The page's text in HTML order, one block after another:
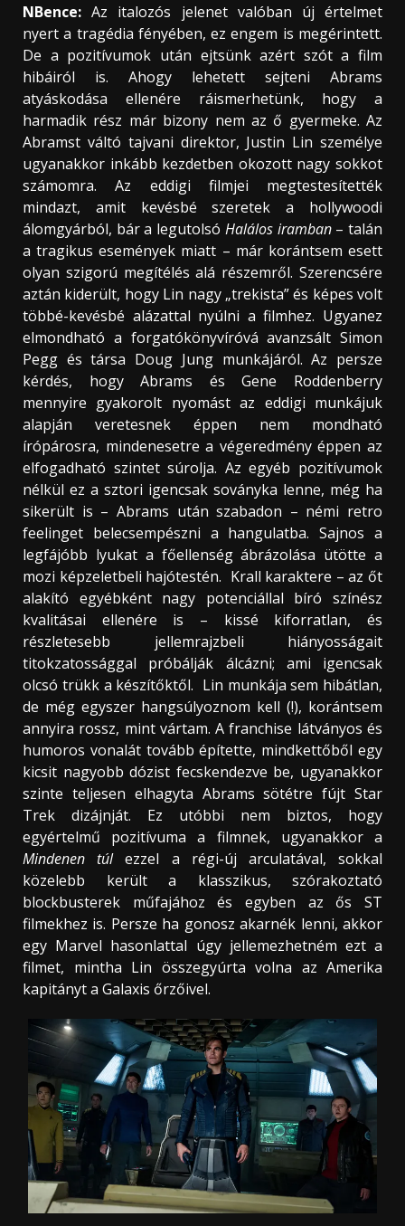
NBence:Az italozós jelenet valóban új értelmet
nyert a tragédia fényében, ez engem is megérintett.
De a pozitívumok után ejtsünk azért szót a film
hibáiról is. Ahogy lehetett sejteni Abrams
atyáskodása ellenére ráismerhetünk, hogy a
harmadik rész már bizony nem az ő gyermeke. Az
Abramst váltó tajvani direktor, Justin Lin személye
ugyanakkor inkább kezdetben okozott nagy sokkot
számomra. Az eddigi filmjei megtestesítették
mindazt, amit kevésbé szeretek a hollywoodi
álomgyárból, bár a legutolsó Halálos iramban– talán
a tragikus események miatt – már korántsem esett
olyan szigorú megítélés alá részemről. Szerencsére
aztán kiderült, hogy Lin nagy „trekista” és képes volt
többé-kevésbé alázattal nyúlni a filmhez. Ugyanez
elmondható a forgatókönyvíróvá avanzsált Simon
Pegg és társa Doug Jung munkájáról. Az persze
kérdés, hogy Abrams és Gene Roddenberry
mennyire gyakorolt nyomást az eddigi munkájuk
alapján veretesnek éppen nem mondható
írópárosra, mindenesetre a végeredmény éppen az
elfogadható szintet súrolja. Az egyéb pozitívumok
nélkül ez a sztori igencsak soványka lenne, még ha
sikerült is – Abrams után szabadon – némi retro
feelinget belecsempészni a hangulatba. Sajnos a
legfájóbb lyukat a főellenség ábrázolása ütötte a
mozi képzeletbeli hajótestén. Krall karaktere – az őt
alakító egyébként nagy potenciállal bíró színész
kvalitásai ellenére is – kissé kiforratlan, és
részletesebb jellemrajzbeli hiányosságait
titokzatossággal próbálják álcázni; ami igencsak
olcsó trükk a készítőktől. Lin munkája sem hibátlan,
de még egyszer hangsúlyoznom kell (!), korántsem
annyira rossz, mint vártam. A franchise látványos és
humoros vonalát tovább építette, mindkettőből egy
kicsit nagyobb dózist fecskendezve be, ugyanakkor
szinte teljesen elhagyta Abrams sötétre fújt Star
Trek dizájnját. Ez utóbbi nem biztos, hogy
egyértelmű pozitívuma a filmnek, ugyanakkor a
Mindenen túlezzel a régi-új arculatával, sokkal
közelebb került a klasszikus, szórakoztató
blockbusterek műfajához és egyben az ős ST
filmekhez is. Persze ha gonosz akarnék lenni, akkor
egy Marvel hasonlattal úgy jellemezhetném ezt a
filmet, mintha Lin összegyúrta volna az Amerika
kapitányt a Galaxis őrzőivel.